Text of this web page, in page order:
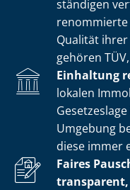
stän­di­gen
renommierte
Qualität
gehören TÜV,
Einhaltung
lokalen
Umgebung
diese immer
Faires
transparent,